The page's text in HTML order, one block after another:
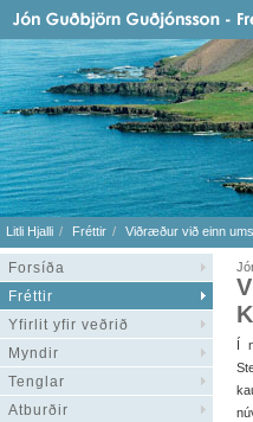
Litli Hjalli Fréttir Viðræður við einn
Forsíða
Fréttir
Yfirlit yfir veðrið
Myndir
Tenglar
Atburðir
Í